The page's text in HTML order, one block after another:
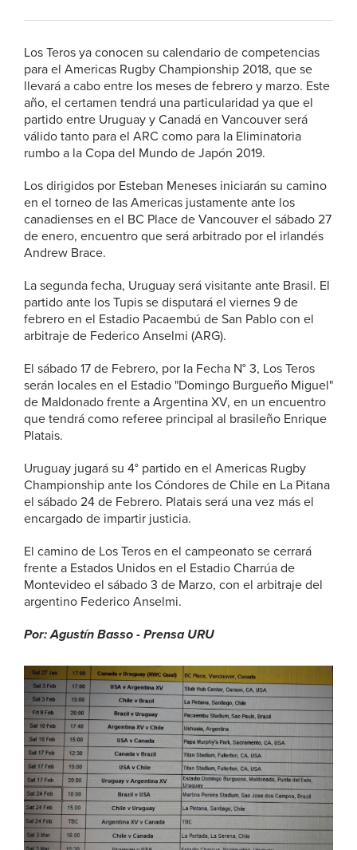
Los Teros ya conocen su calendario de competencias
para el Americas Rugby Championship 2018, que se
llevará a cabo entre los meses de febrero y marzo. Este
año, el certamen tendrá una particularidad ya que el
partido entre Uruguay y Canadá en Vancouver será
válido tanto para el ARC como para la Eliminatoria
rumbo a la Copa del Mundo de Japón 2019.
Los dirigidos por Esteban Meneses iniciarán su camino
en el torneo de las Americas justamente ante los
canadienses en el BC Place de Vancouver el sábado 27
de enero, encuentro que será arbitrado por el irlandés
Andrew Brace.
La segunda fecha, Uruguay será visitante ante Brasil. El
partido ante los Tupis se disputará el viernes 9 de
febrero en el Estadio Pacaembú de San Pablo con el
arbitraje de Federico Anselmi (ARG).
El sábado 17 de Febrero, por la Fecha N° 3, Los Teros
serán locales en el Estadio "Domingo Burgueño Miguel"
de Maldonado frente a Argentina XV, en un encuentro
que tendrá como referee principal al brasileño Enrique
Platais.
Uruguay jugará su 4° partido en el Americas Rugby
Championship ante los Cóndores de Chile en La Pitana
el sábado 24 de Febrero. Platais será una vez más el
encargado de impartir justicia.
El camino de Los Teros en el campeonato se cerrará
frente a Estados Unidos en el Estadio Charrúa de
Montevideo el sábado 3 de Marzo, con el arbitraje del
argentino Federico Anselmi.
Por: Agustín Basso - Prensa URU